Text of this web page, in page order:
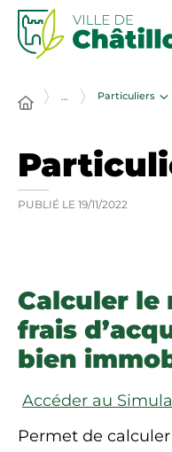
… Particuliers
PUBLIÉ LE 19/11/2022
Calculer le
frais
bien
Accéder au
Permet de